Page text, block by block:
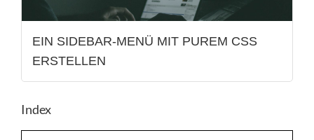
EIN SIDEBAR-MENÜ MIT PUREM CSS
ERSTELLEN
Index